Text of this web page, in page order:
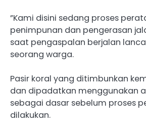
‎”Kami disini sedang proses
penimpunan dan pengerasan
saat pengaspalan berjalan
seorang warga.
‎Pasir koral yang ditimbunkan
dan dipadatkan menggunakan
sebagai dasar sebelum proses
dilakukan.